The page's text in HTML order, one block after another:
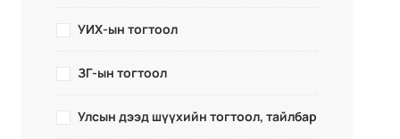
УИХ-ын тогтоол
ЗГ-ын тогтоол
Улсын дээд шүүхийн тогтоол, тайлбар